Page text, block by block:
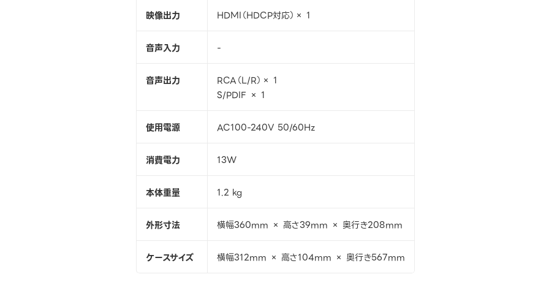
映像出力 HDMI（HDCP対応）× 1
音声入力 -
音声出力
RCA（L/R）× 1
S/PDIF × 1
使用電源 AC100-240V 50/60Hz
消費電力 13W
本体重量 1.2 kg
外形寸法 横幅360mm × 高さ39mm × 奥行き208mm
ケースサイズ 横幅312mm × 高さ104mm × 奥行き567mm